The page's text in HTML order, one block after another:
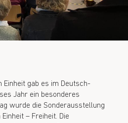
Einheit gab es im Deutsch-
Jahr ein besonderes
wurde die Sonderausstellung
– Freiheit. Die